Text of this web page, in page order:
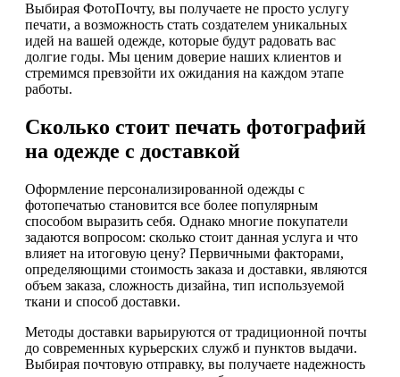
Выбирая ФотоПочту, вы получаете не просто услугу
печати, а возможность стать создателем уникальных
идей на вашей одежде, которые будут радовать вас
долгие годы. Мы ценим доверие наших клиентов и
стремимся превзойти их ожидания на каждом этапе
работы.
Сколько стоит печать фотографий
на одежде с доставкой
Оформление персонализированной одежды с
фотопечатью становится все более популярным
способом выразить себя. Однако многие покупатели
задаются вопросом: сколько стоит данная услуга и что
влияет на итоговую цену? Первичными факторами,
определяющими стоимость заказа и доставки, являются
объем заказа, сложность дизайна, тип используемой
ткани и способ доставки.
Методы доставки варьируются от традиционной почты
до современных курьерских служб и пунктов выдачи.
Выбирая почтовую отправку, вы получаете надежность